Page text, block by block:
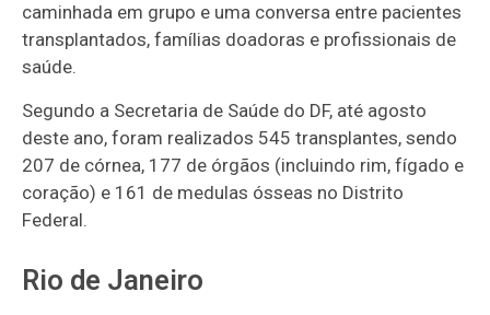
caminhada em grupo e uma conversa entre pacientes
transplantados, famílias doadoras e profissionais de
saúde.
Segundo a Secretaria de Saúde do DF, até agosto
deste ano, foram realizados 545 transplantes, sendo
207 de córnea, 177 de órgãos (incluindo rim, fígado e
coração) e 161 de medulas ósseas no Distrito
Federal.
Rio de Janeiro